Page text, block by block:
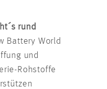
rund
Battery World
und
Rohstoffe